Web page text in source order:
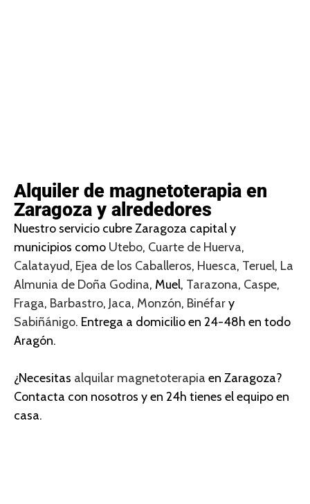
Alquiler de magnetoterapia en
Zaragoza y alrededores
Nuestro servicio cubre Zaragoza capital y
municipios como Utebo, Cuarte de Huerva,
Calatayud, Ejea de los Caballeros, Huesca, Teruel, La
Almunia de Doña Godina, Muel, Tarazona, Caspe,
Fraga, Barbastro, Jaca, Monzón, Binéfary
Sabiñánigo. Entrega a domicilio en 24-48h en todo
Aragón.
¿Necesitas alquilar magnetoterapia en Zaragoza?
Contacta con nosotros y en 24h tienes el equipo en
casa.